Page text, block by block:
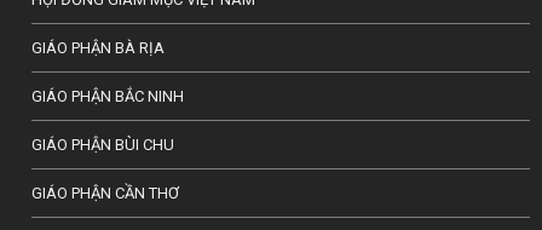
GIÁO PHẬN BÀ RỊA
GIÁO PHẬN BẮC NINH
GIÁO PHẬN BÙI CHU
GIÁO PHẬN CẦN THƠ